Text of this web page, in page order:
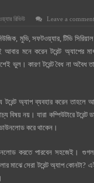
সুবিধা
রিভিউ Leave a comment
মুভি, সফটওয়্যার, টিভি
মনে করেন টরেন্ট অ্যাপের
ভুল। কারণ টরেন্ট বৈধ না অবৈধ তা
অ্যাপ ব্যবহার করেন তাহলে
নয়। যারা কম্পিউটারে টরেন্ট
করে থাকেন।
করতে পারবেন সহজেই।
সেরা টরেন্ট অ্যাপ কোনটা?